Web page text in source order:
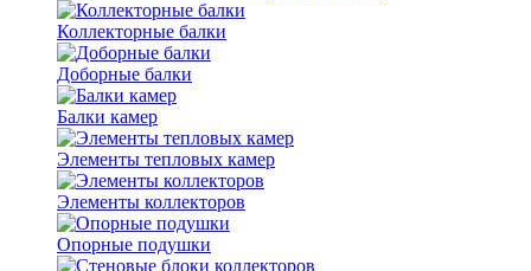
Коллекторные балки
Доборные балки
Балки камер
Элементы тепловых камер
Элементы коллекторов
Опорные подушки